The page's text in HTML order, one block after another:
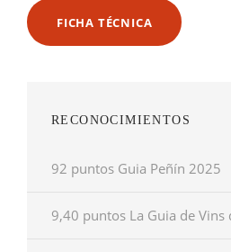
FICHA TÉCNICA
RECONOCIMIENTOS
92 puntos Guia Peñín 2025
9,40 puntos La Guia de Vins